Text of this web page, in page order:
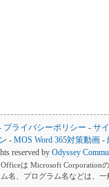
プライバシーポリシー - サ
-MOS Word 365対策動画 -
reserved by Odyssey
は Microsoft Corporation
名、プログラム名などは、